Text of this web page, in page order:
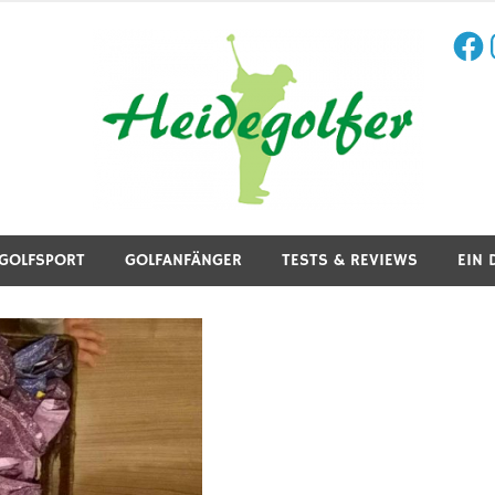
GOLFANFÄNGER TESTS & REVIEWS EIN